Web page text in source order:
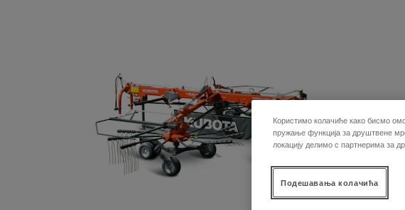
Користимо колачиће како бисмо
пружање функција за друштвене
локацију делимо с партнерима за
Подешавања колачића